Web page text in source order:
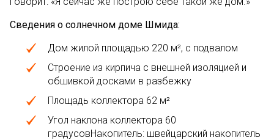
Сведения о солнечном доме Шмида:
Дом жилой площадью 220 м², с подвалом
Строение из кирпича с внешней изоляцией и
обшивкой досками в разбежку
Площадь коллектора 62 м²
Угол наклона коллектора 60
градусовНакопитель: швейцарский накопитель